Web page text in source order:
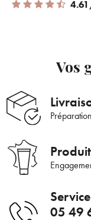
Supprimer
Voulez-vous
panier ?
4.61 out of 5
Vos
05 49
Pour
bénéficier de